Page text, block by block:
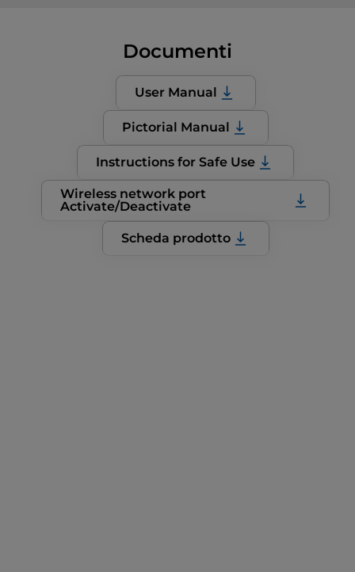
Documenti
User Manual
Pictorial Manual
Instructions for Safe Use
Wireless network port
Activate/Deactivate
Scheda prodotto